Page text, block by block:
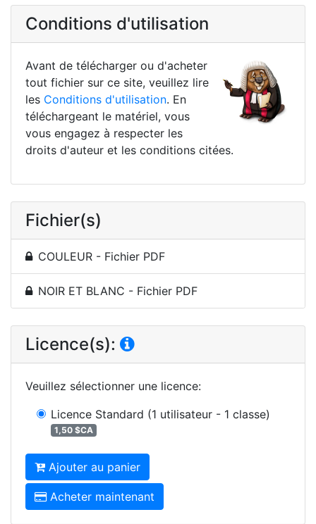
Conditions d'utilisation
Avant de télécharger ou d'acheter
tout fichier sur ce site, veuillez lire
les Conditions d'utilisation. En
téléchargeant le matériel, vous
vous engagez à respecter les
droits d'auteur et les conditions citées.
Fichier(s)
COULEUR - Fichier PDF
NOIR ET BLANC - Fichier PDF
Licence(s):
Veuillez sélectionner une licence:
Licence Standard (1 utilisateur - 1 classe)
1,50 $CA
Ajouter au panier
Acheter maintenant